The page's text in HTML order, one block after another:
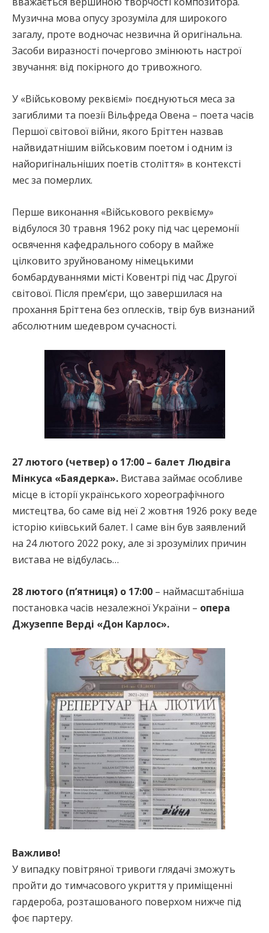
Музична мова опусу зрозуміла для широкого
загалу, проте водночас незвична й оригінальна.
Засоби виразності почергово змінюють настрої
звучання: від покірного до тривожного.
У «Військовому реквіємі» поєднуються меса за
загиблими та поезії Вільфреда Овена – поета часів
Першої світової війни, якого Бріттен назвав
найвидатнішим військовим поетом і одним із
найоригінальніших поетів століття» в контексті
мес за померлих.
Перше виконання «Військового реквієму»
відбулося 30 травня 1962 року під час церемонії
освячення кафедрального собору в майже
цілковито зруйнованому німецькими
бомбардуваннями місті Ковентрі під час Другої
світової. Після прем’єри, що завершилася на
прохання Бріттена без оплесків, твір був визнаний
абсолютним шедевром сучасності.
27 лютого (четвер) о 17:00 – балет Людвіга
Мінкуса «Баядерка». Вистава займає особливе
місце в історії українського хореографічного
мистецтва, бо саме від неї 2 жовтня 1926 року веде
історію київський балет. І саме він був заявлений
на 24 лютого 2022 року, але зі зрозумілих причин
вистава не відбулась…
28 лютого (п’ятниця) о 17:00 – наймасштабніша
постановка часів незалежної України – опера
Джузеппе Верді «Дон Карлос».
Важливо!
У випадку повітряної тривоги глядачі зможуть
пройти до тимчасового укриття у приміщенні
гардероба, розташованого поверхом нижче під
фоє партеру.